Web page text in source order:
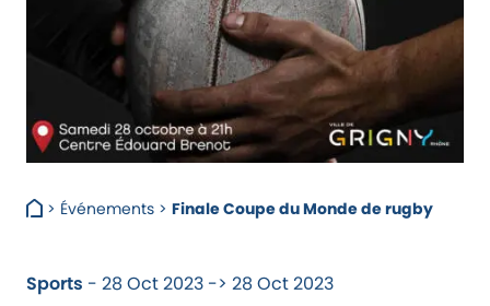
> Événements> Finale Coupe du Monde de rugby
Sports - 28 Oct 2023 -> 28 Oct 2023